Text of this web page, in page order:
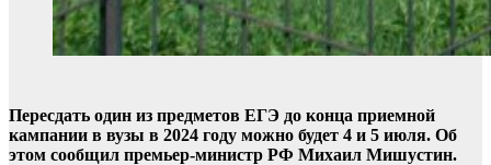
Пересдать один из предметов ЕГЭ до конца приемной
кампании в вузы в 2024 году можно будет 4 и 5 июля. Об
этом сообщил премьер-министр РФ Михаил Мишустин.